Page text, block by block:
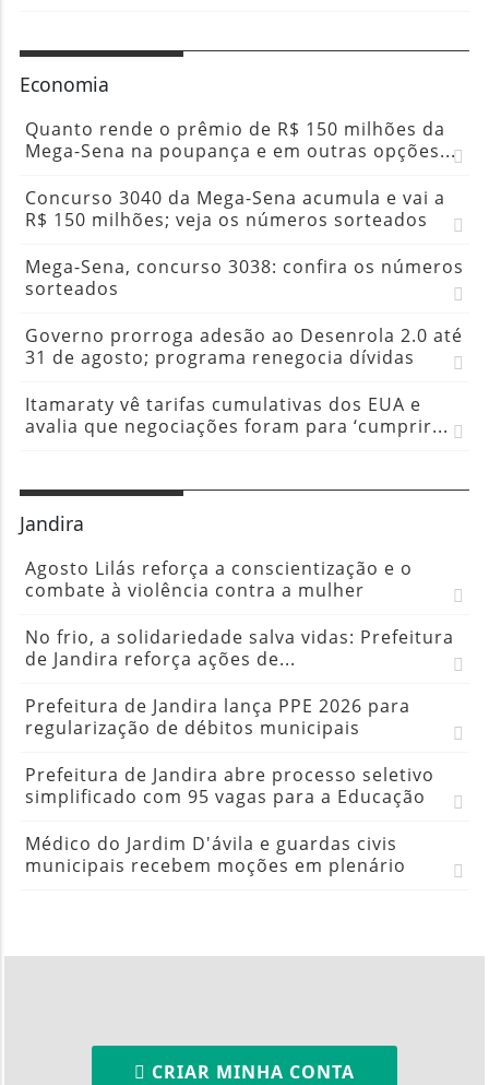
Economia
Quanto rende o prêmio de R$ 150 milhões da
Mega-Sena na poupança e em outras opções...
Concurso 3040 da Mega-Sena acumula e vai a
R$ 150 milhões; veja os números sorteados
Mega-Sena, concurso 3038: confira os números
sorteados
Governo prorroga adesão ao Desenrola 2.0 até
31 de agosto; programa renegocia dívidas
Itamaraty vê tarifas cumulativas dos EUA e
avalia que negociações foram para ‘cumprir...
Jandira
Agosto Lilás reforça a conscientização e o
combate à violência contra a mulher
No frio, a solidariedade salva vidas: Prefeitura
de Jandira reforça ações de...
Prefeitura de Jandira lança PPE 2026 para
regularização de débitos municipais
Prefeitura de Jandira abre processo seletivo
simplificado com 95 vagas para a Educação
Médico do Jardim D'ávila e guardas civis
municipais recebem moções em plenário
CRIAR MINHA CONTA